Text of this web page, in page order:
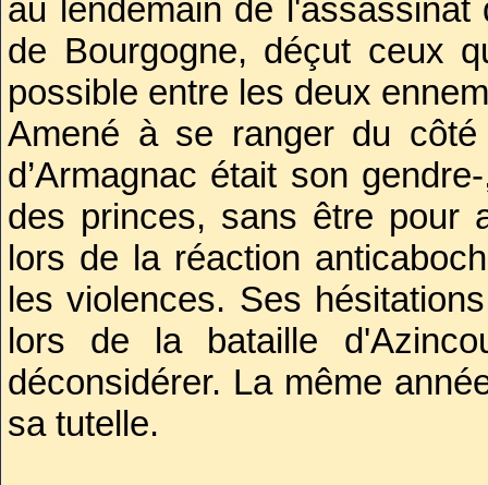
au lendemain de
de Bourgogne, déçut ceux
possible entre les deux
Amené à se ranger du
d’Armagnac était son
des princes, sans être pour
lors de la réaction
les violences. Ses
lors de la bataille
déconsidérer. La même
sa tutelle.